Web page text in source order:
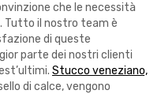
che le necessità
Tutto il nostro team è
di queste
parte dei nostri clienti
Stucco veneziano,
di calce, vengono